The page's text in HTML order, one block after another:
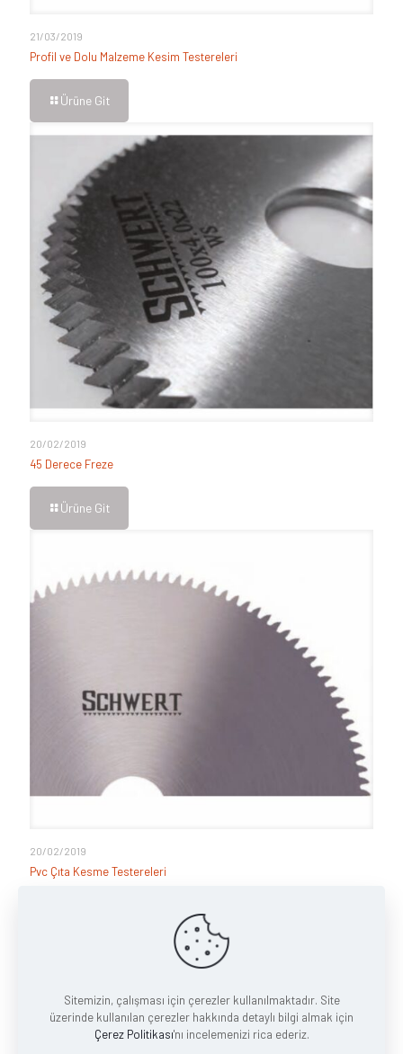
21/03/2019
Profil ve Dolu Malzeme Kesim Testereleri
Ürüne Git
20/02/2019
45 Derece Freze
Ürüne Git
20/02/2019
Pvc Çıta Kesme Testereleri
Yorum yapabilmek içinoturum açmalısınız.
Sitemizin, çalışması için çerezler kullanılmaktadır. Site
üzerinde kullanılan çerezler hakkında detaylı bilgi almak için
Çerez Politikası'nı incelemenizi rica ederiz.